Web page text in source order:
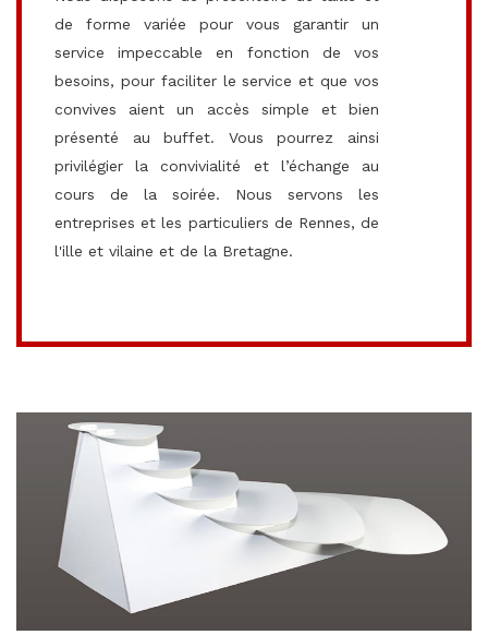
de forme variée pour vous garantir un
service impeccable en fonction de vos
besoins, pour faciliter le service et que vos
convives aient un accès simple et bien
présenté au buffet. Vous pourrez ainsi
privilégier la convivialité et l’échange au
cours de la soirée. Nous servons les
entreprises et les particuliers de Rennes, de
l'ille et vilaine et de la Bretagne.